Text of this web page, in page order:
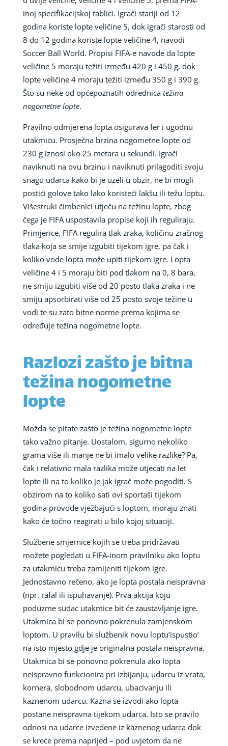
inoj specifikacijskoj tablici. Igrači stariji od 12
godina koriste lopte veličine 5, dok igrači starosti od
8 do 12 godina koriste lopte veličine 4, navodi
Soccer Ball World. Propisi FIFA-e navode da lopte
veličine 5 moraju težiti između 420 g i 450 g, dok
lopte veličine 4 moraju težiti između 350 g i 390 g.
Što su neke od općepoznatih odrednica težina
nogometne lopte.
Pravilno odmjerena lopta osigurava fer i ugodnu
utakmicu. Prosječna brzina nogometne lopte od
230 g iznosi oko 25 metara u sekundi. Igrači
naviknuti na ovu brzinu i naviknuti prilagoditi svoju
snagu udarca kako bi je uzeli u obzir, ne bi mogli
postići golove tako lako koristeći lakšu ili težu loptu.
Višestruki čimbenici utječu na težinu lopte, zbog
čega je FIFA uspostavila propise koji ih reguliraju.
Primjerice, FIFA regulira tlak zraka, količinu zračnog
tlaka koja se smije izgubiti tijekom igre, pa čak i
koliko vode lopta može upiti tijekom igre. Lopta
veličine 4 i 5 moraju biti pod tlakom na 0, 8 bara,
ne smiju izgubiti više od 20 posto tlaka zraka i ne
smiju apsorbirati više od 25 posto svoje težine u
vodi te su zato bitne norme prema kojima se
određuje težina nogometne lopte.
Razlozi zašto je bitna
težina nogometne
lopte
Možda se pitate zašto je težina nogometne lopte
tako važno pitanje. Uostalom, sigurno nekoliko
grama više ili manje ne bi imalo velike razlike? Pa,
čak i relativno mala razlika može utjecati na let
lopte ili na to koliko je jak igrač može pogoditi. S
obzirom na to koliko sati ovi sportaši tijekom
godina provode vježbajući s loptom, moraju znati
kako će točno reagirati u bilo kojoj situaciji.
Službene smjernice kojih se treba pridržavati
možete pogledati u FIFA-inom pravilniku ako loptu
za utakmicu treba zamijeniti tijekom igre.
Jednostavno rečeno, ako je lopta postala neispravna
(npr. rafal ili ispuhavanje). Prva akcija koju
poduzme sudac utakmice bit će zaustavljanje igre.
Utakmica bi se ponovno pokrenula zamjenskom
loptom. U pravilu bi službenik novu loptu’ispustio’
na isto mjesto gdje je originalna postala neispravna.
Utakmica bi se ponovno pokrenula ako lopta
neispravno funkcionira pri izbijanju, udarcu iz vrata,
kornera, slobodnom udarcu, ubacivanju ili
kaznenom udarcu. Kazna se izvodi ako lopta
postane neispravna tijekom udarca. Isto se pravilo
odnosi na udarce izvedene iz kaznenog udarca dok
se kreće prema naprijed – pod uvjetom da ne